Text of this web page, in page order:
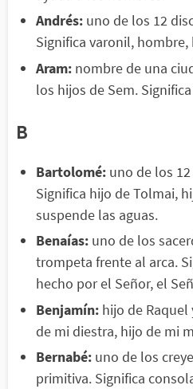
Andrés: uno de los 12
Significa varonil,
Aram: nombre de una
los hijos de Sem.
B
Bartolomé: uno de los
Significa hijo de Tolmai,
suspende las aguas.
Benaías: uno de los
trompeta frente al arca.
hecho por el Señor, el
Benjamín: hijo de Raquel
de mi diestra, hijo de mi
Bernabé: uno de los
primitiva. Significa